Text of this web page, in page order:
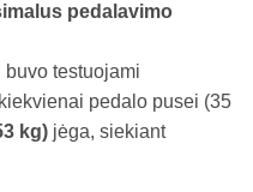
pedalavimo
testuojami
pedalo pusei (35
kg) jėga, siekiant